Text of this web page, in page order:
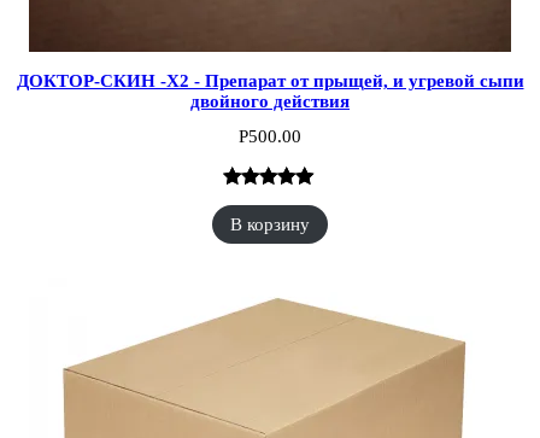
ДОКТОР-СКИН -X2 - Препарат от прыщей, и угревой сыпи
двойного действия
Р500.00
Рейтинг
5.00из 5 на
1
пользователя
В корзину